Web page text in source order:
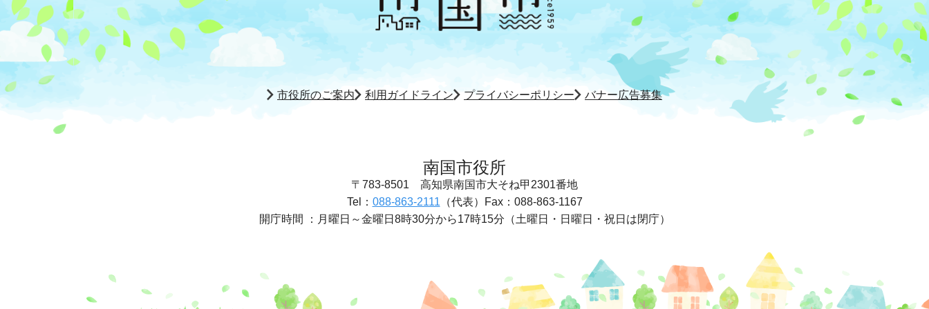
市役所のご案内 利用ガイドライン プライバシーポリシー バナー広告募集
南国市役所
〒783-8501 高知県南国市大そね甲2301番地
Tel： 088-863-2111 （代表）
Fax：088-863-1167
開庁時間 ： 月曜日～金曜日8時30分から17時15分 （土曜日・日曜日・祝日は閉庁）